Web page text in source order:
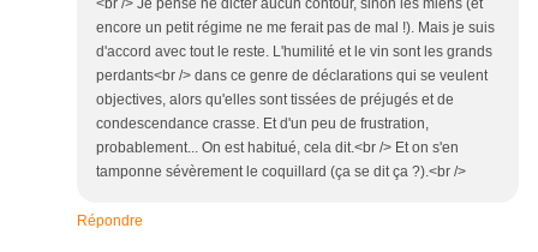
<br /> Je pense ne dicter aucun contour, sinon les miens (et
encore un petit régime ne me ferait pas de mal !). Mais je suis
d'accord avec tout le reste. L'humilité et le vin sont les grands
perdants<br /> dans ce genre de déclarations qui se veulent
objectives, alors qu'elles sont tissées de préjugés et de
condescendance crasse. Et d'un peu de frustration,
probablement... On est habitué, cela dit.<br /> Et on s'en
tamponne sévèrement le coquillard (ça se dit ça ?).<br />
Répondre